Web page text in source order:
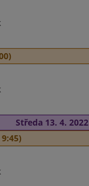
Středa 13. 4. 2022